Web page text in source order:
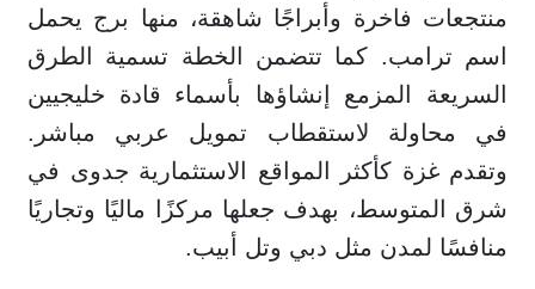
منتجعات فاخرة وأبراجًا شاهقة، منها برج يحمل
اسم ترامب. كما تتضمن الخطة تسمية الطرق
السريعة المزمع إنشاؤها بأسماء قادة خليجيين
في محاولة لاستقطاب تمويل عربي مباشر.
وتقدم غزة كأكثر المواقع الاستثمارية جدوى في
شرق المتوسط، بهدف جعلها مركزًا ماليًا وتجاريًا
منافسًا لمدن مثل دبي وتل أبيب.